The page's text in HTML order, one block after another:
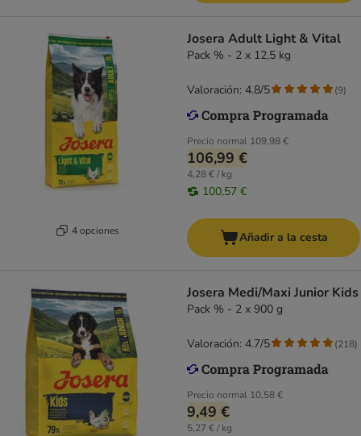
4 opciones
Josera Adult Light & Vital
Pack % - 2 x 12,5 kg
Precio normal 109,98 €
106,99 €
4,28 € / kg
100,57 €
Valoración: 4.8/5 (9)
Añadir a la cesta
Josera Medi/Maxi Junior Kids
Pack % - 2 x 900 g
Precio normal 10,58 €
9,49 €
5,27 € / kg
Valoración: 4.7/5 (218)